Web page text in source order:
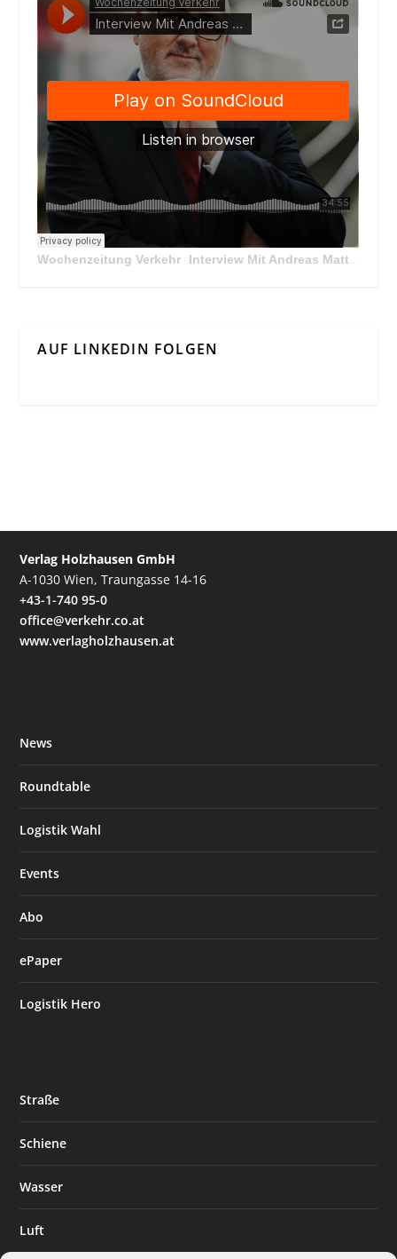
Wochenzeitung Verkehr · Interview Mit Andreas Matthä, CEO der ÖBB Holding
AUF LINKEDIN FOLGEN
Verlag Holzhausen GmbH
A-1030 Wien, Traungasse 14-16
+43-1-740 95-0
office@verkehr.co.at
www.verlagholzhausen.at
News
Roundtable
Logistik Wahl
Events
Abo
ePaper
Logistik Hero
Straße
Schiene
Wasser
Luft